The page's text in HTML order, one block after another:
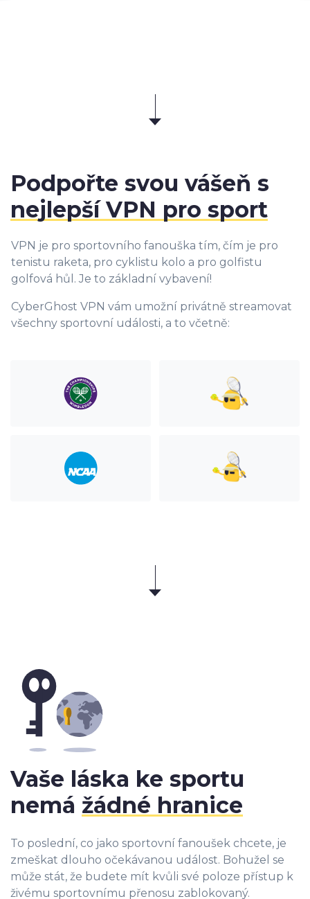
Podpořte svou vášeň s
nejlepší VPN pro sport
VPN je pro sportovního fanouška tím, čím je pro
tenistu raketa, pro cyklistu kolo a pro golfistu
golfová hůl. Je to základní vybavení!
CyberGhost VPN vám umožní privátně streamovat
všechny sportovní události, a to včetně:
Vaše láska ke sportu
nemá žádné hranice
To poslední, co jako sportovní fanoušek chcete, je
zmeškat dlouho očekávanou událost. Bohužel se
může stát, že budete mít kvůli své poloze přístup k
živému sportovnímu přenosu zablokovaný.